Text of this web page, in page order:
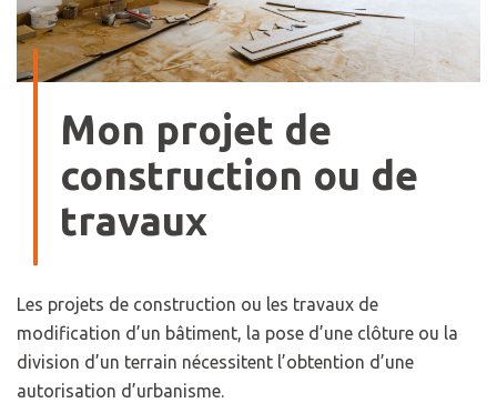
Mon projet de
construction ou de
travaux
Les projets de construction ou les travaux de
modification d’un bâtiment, la pose d’une clôture ou la
division d’un terrain nécessitent l’obtention d’une
autorisation d’urbanisme.